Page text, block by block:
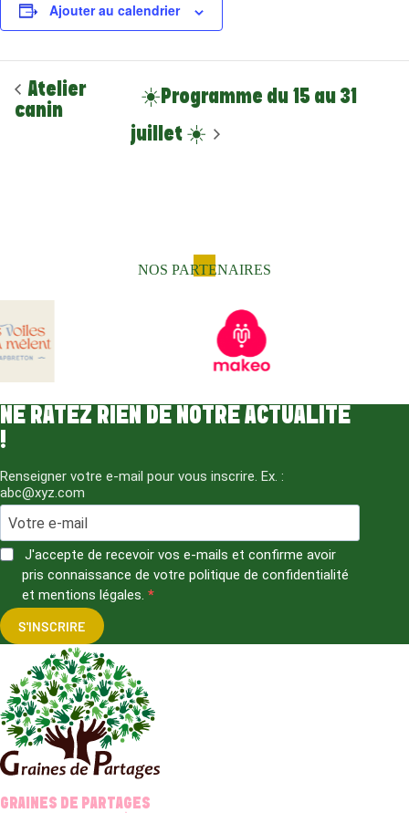
Ajouter au calendrier
Atelier
canin
☀️Programme du 15 au 31
juillet ☀️
NOS PARTENAIRES
NE RATEZ RIEN DE NOTRE ACTUALITÉ
!
Renseigner votre e-mail pour vous inscrire. Ex. :
abc@xyz.com
J'accepte de recevoir vos e-mails et confirme avoir
pris connaissance de votre politique de confidentialité
et mentions légales.
S'INSCRIRE
GRAINES DE PARTAGES